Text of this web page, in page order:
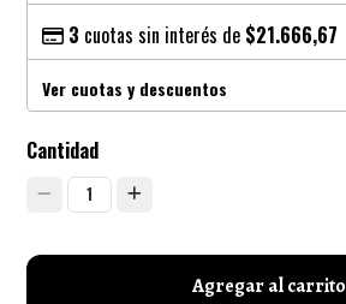
3 cuotas sin interés de $21.666,67
Ver cuotas y descuentos
Cantidad
1
Agregar al carrito